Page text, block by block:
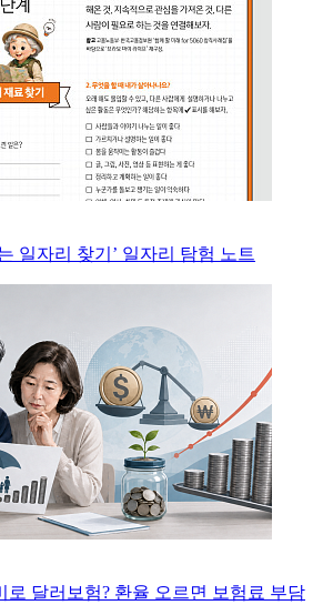
일자리 찾기’ 일자리 탐험 노트
로 달러보험? 환율 오르면 보험료 부담